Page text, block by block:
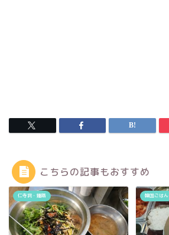
こちらの記事もおすすめ
仁寺洞・鍾路 韓国ごはん